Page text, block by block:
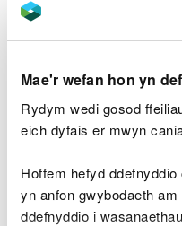
Mae'r wefan hon yn
Rydym wedi gosod
eich dyfais er mwyn
Hoffem hefyd
yn anfon gwybodaeth
ddefnyddio i
rhag y môr ac yn
Felly mae'n bwysig
Natura 2000 wedi
gweithredu â chostau
Natura 2000 yng